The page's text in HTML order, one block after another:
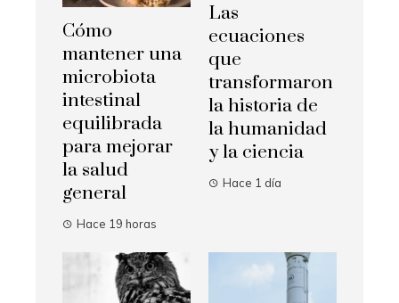
Cómo
mantener una
microbiota
intestinal
equilibrada
para mejorar
la salud
general
Hace 19 horas
Las
ecuaciones
que
transformaron
la historia de
la humanidad
y la ciencia
Hace 1 día